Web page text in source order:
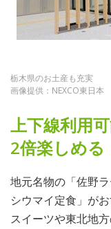
栃木県のお土産も充実
画像提供：NEXCO東日本
上下線利用
2倍楽しめる
地元名物の「佐野
シウマイ定食」が
スイーツや東北地